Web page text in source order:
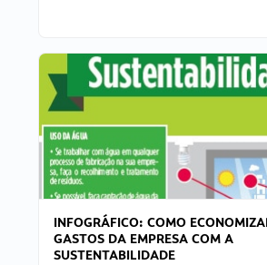
INFOGRÁFICO: COMO
GASTOS DA EMPRESA COM A
SUSTENTABILIDADE